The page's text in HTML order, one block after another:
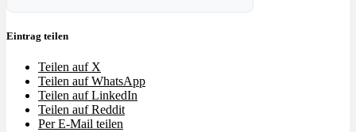
Eintrag teilen
Teilen auf X
Teilen auf WhatsApp
Teilen auf LinkedIn
Teilen auf Reddit
Per E-Mail teilen